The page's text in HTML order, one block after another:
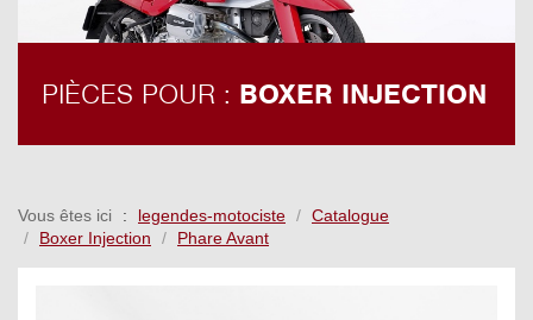
PIÈCES POUR : BOXER INJECTION
Vous êtes ici legendes-motociste
Catalogue
Boxer Injection
Phare Avant